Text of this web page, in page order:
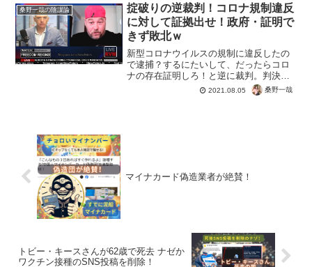
桑野一哉の陰謀論
掟破りの逆裁判！コロナ規制違反
に対して証拠出せ！政府・証明で
きず敗北ｗ
新型コロナウイルスの規制に違反したの
で逮捕？するにたいして、だったらコロ
ナの存在証明しろ！と逆に裁判。判決の
結果、カナダ政府はコロナの証拠を出せ
ずに、コロナ規制が解除へ！コロナはフ
2021.08.05 桑野一哉
マイナカード偽造業者が絶賛！
トビー・キースさんが62歳で死去 ナゼか
ワクチン接種のSNS投稿を削除！